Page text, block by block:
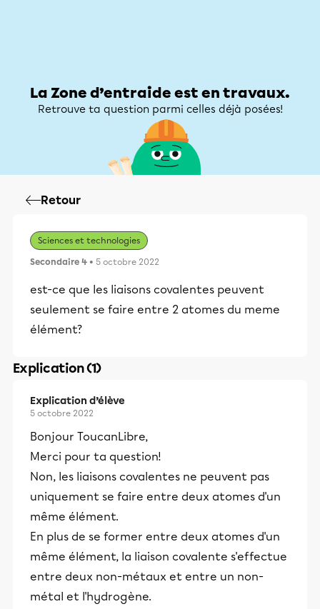
La Zone d’entraide est en travaux.
Retrouve ta question parmi celles déjà posées!
Retour
Sciences et technologies
Secondaire 4 • 5 octobre 2022
est-ce que les liaisons covalentes peuvent
seulement se faire entre 2 atomes du meme
élément?
Explication (1)
Explication d’élève
5 octobre 2022
Bonjour ToucanLibre,
Merci pour ta question!
Non, les liaisons covalentes ne peuvent pas
uniquement se faire entre deux atomes d'un
même élément.
En plus de se former entre deux atomes d'un
même élément, la liaison covalente s'effectue
entre deux non-métaux et entre un non-
métal et l'hydrogène.